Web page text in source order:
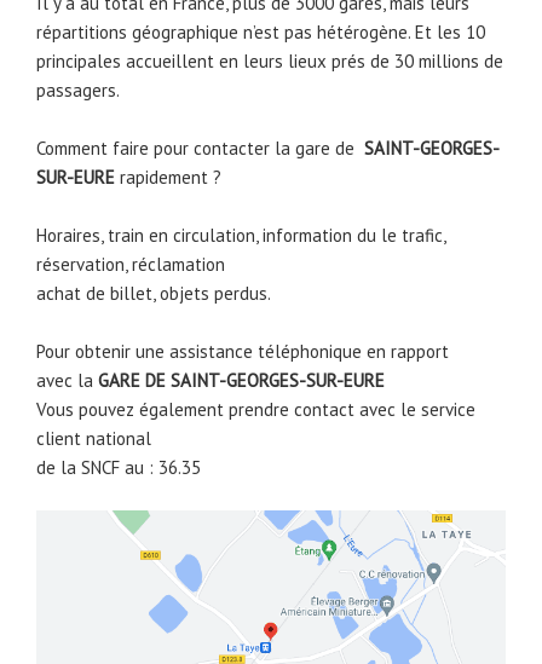
répartitions géographique n’est pas hétérogène. Et les 10
principales accueillent en leurs lieux prés de 30 millions de
passagers.
Comment faire pour contacter la gare de SAINT-GEORGES-
SUR-EURE rapidement ?
Horaires, train en circulation, information du le trafic,
réservation, réclamation
achat de billet, objets perdus.
Pour obtenir une assistance téléphonique en rapport
avec la GARE DE SAINT-GEORGES-SUR-EURE
Vous pouvez également prendre contact avec le service
client national
de la SNCF au : 36.35